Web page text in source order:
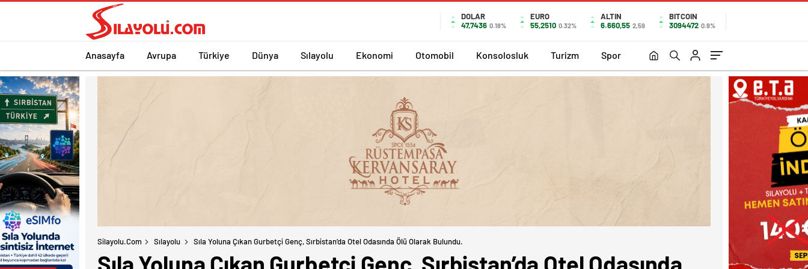
DOLAR
47,7436 0.18%
EURO
55,2510 0.32%
ALTIN
6.660,55 2,59
BITCOIN
3094472 0.9%
Anasayfa Avrupa Türkiye Dünya Sılayolu Ekonomi Otomobil Konsolosluk Turizm Spor
Silayolu.com Sılayolu Sıla Yoluna Çıkan Gurbetçi Genç, Sırbistan’da Otel Odasında Ölü Olarak Bulundu.